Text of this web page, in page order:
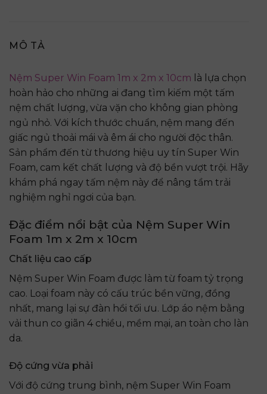
MÔ TẢ
Nệm Super Win Foam 1m x 2m x 10cm là lựa chọn
hoàn hảo cho những ai đang tìm kiếm một tấm
nệm chất lượng, vừa vặn cho không gian phòng
ngủ nhỏ. Với kích thước chuẩn, nệm mang đến
giấc ngủ thoải mái và êm ái cho người độc thân.
Sản phẩm đến từ thương hiệu uy tín Super Win
Foam, cam kết chất lượng và độ bền vượt trội. Hãy
khám phá ngay tấm nệm này để nâng tầm trải
nghiệm nghỉ ngơi của bạn.
Đặc điểm nổi bật của Nệm Super Win
Foam 1m x 2m x 10cm
Chất liệu cao cấp
Nệm Super Win Foam được làm từ foam tỷ trọng
cao. Loại foam này có cấu trúc bền vững, đồng
nhất, mang lại sự đàn hồi tối ưu. Lớp áo nệm bằng
vải thun co giãn 4 chiều, mềm mại, an toàn cho làn
da.
Độ cứng vừa phải
Với độ cứng trung bình, nệm Super Win Foam